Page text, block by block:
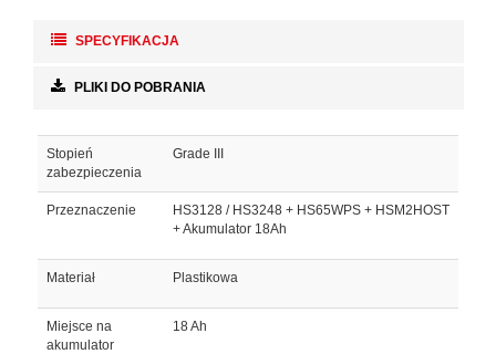
SPECYFIKACJA
PLIKI DO POBRANIA
Stopień
zabezpieczenia
Grade III
Przeznaczenie
HS3128 / HS3248 + HS65WPS + HSM2HOST
+ Akumulator 18Ah
Materiał Plastikowa
Miejsce na
akumulator
18 Ah